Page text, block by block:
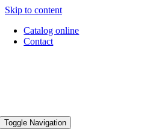
Skip to content
Catalog online
Contact
Toggle Navigation